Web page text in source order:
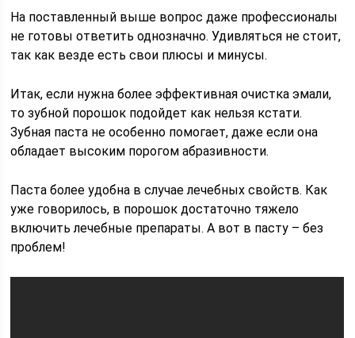
На поставленный выше вопрос даже профессионалы
не готовы ответить однозначно. Удивляться не стоит,
так как везде есть свои плюсы и минусы.
Итак, если нужна более эффективная очистка эмали,
то зубной порошок подойдет как нельзя кстати.
Зубная паста не особенно помогает, даже если она
обладает высоким порогом абразивности.
Паста более удобна в случае лечебных свойств. Как
уже говорилось, в порошок достаточно тяжело
включить лечебные препараты. А вот в пасту – без
проблем!